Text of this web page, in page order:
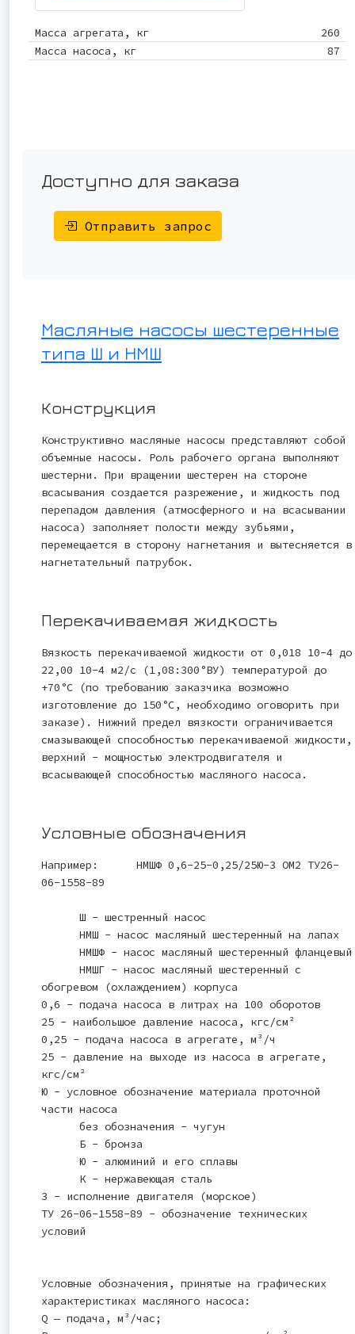
Масса агрегата, кг
260
Масса насоса, кг
87
Доступно для заказа
Отправить запрос
Масляные насосы шестеренные
типа Ш и НМШ
Конструкция
Конструктивно масляные насосы представляют собой
объемные насосы. Роль рабочего органа выполняют
шестерни. При вращении шестерен на стороне
всасывания создается разрежение, и жидкость под
перепадом давления (атмосферного и на всасывании
насоса) заполняет полости между зубьями,
перемещается в сторону нагнетания и вытесняется в
нагнетательный патрубок.
Перекачиваемая жидкость
Вязкость перекачиваемой жидкости от 0,018 10-4 до
22,00 10-4 м2/с (1,08:300°ВУ) температурой до
+70°С (по требованию заказчика возможно
изготовление до 150°С, необходимо оговорить при
заказе). Нижний предел вязкости ограничивается
смазывающей способностью перекачиваемой жидкости,
верхний - мощностью электродвигателя и
всасывающей способностью масляного насоса.
Условные обозначения
Например: НМШФ 0,6-25-0,25/25Ю-3 ОМ2 ТУ26-
06-1558-89
Ш - шестренный насос
НМШ - насос масляный шестеренный на лапах
НМШФ - насос масляный шестеренный фланцевый
НМШГ - насос масляный шестеренный с
обогревом (охлаждением) корпуса
0,6 - подача насоса в литрах на 100 оборотов
25 - наибольшое давление насоса, кгс/см²
0,25 - подача насоса в агрегате, м³/ч
25 - давление на выходе из насоса в агрегате,
кгс/см²
Ю - условное обозначение материала проточной
части насоса
без обозначения - чугун
Б - бронза
Ю - алюминий и его сплавы
К - нержавеющая сталь
3 - исполнение двигателя (морское)
ТУ 26-06-1558-89 - обозначение технических
условий
Условные обозначения, принятые на графических
характеристиках масляного насоса:
Q — подача, м³/час;